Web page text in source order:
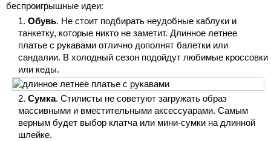
беспроигрышные идеи:
Обувь. Не стоит подбирать неудобные каблуки и
танкетку, которые никто не заметит. Длинное летнее
платье с рукавами отлично дополнят балетки или
сандалии. В холодный сезон подойдут любимые кроссовки
или кеды.
Сумка. Стилисты не советуют загружать образ
массивными и вместительными аксессуарами. Самым
верным будет выбор клатча или мини-сумки на длинной
шлейке.